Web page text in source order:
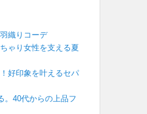
織りコーデ
ゃり女性を支える夏
好印象を叶えるセパ
。40代からの上品フ